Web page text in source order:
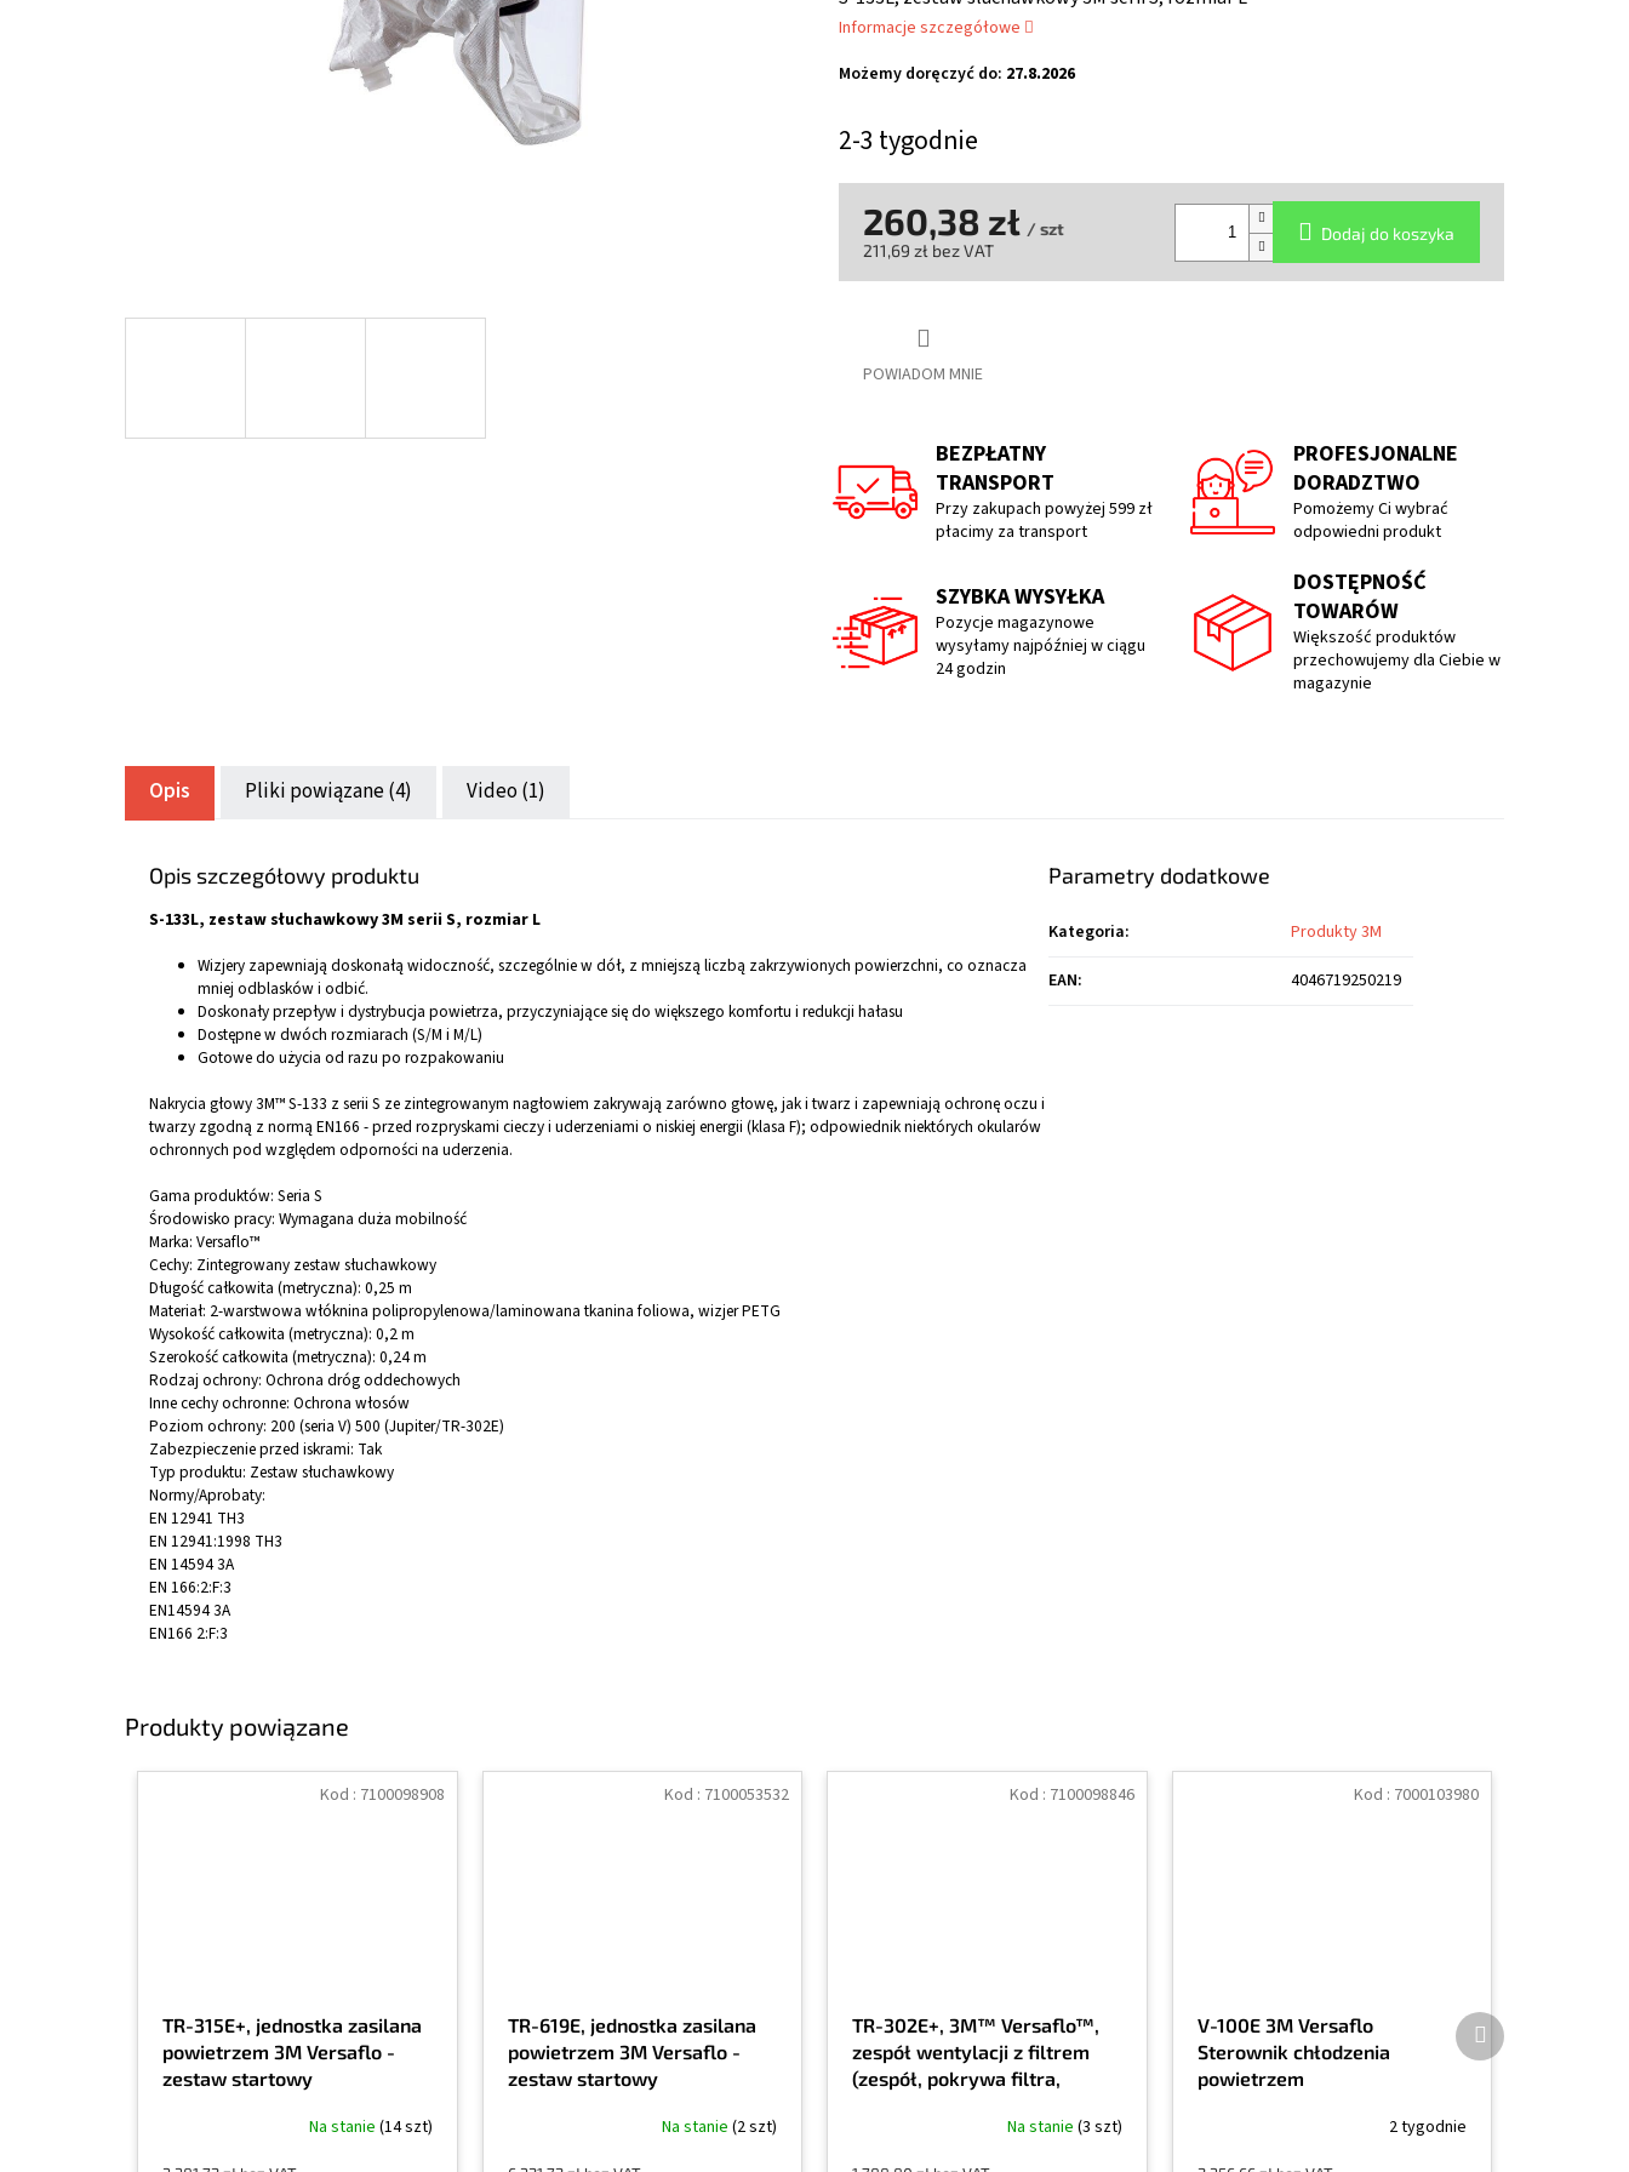
2-3 tygodnie
Możemy doręczyć do: 27.8.2026
Informacje szczegółowe
POWIADOM MNIE
260,38 zł / szt
211,69 zł bez VAT
Dodaj do koszyka
wynosi
0,0
na
5
BEZPŁATNY
TRANSPORT
Przy zakupach powyżej 599 zł
płacimy za transport
PROFESJONALNE
DORADZTWO
Pomożemy Ci wybrać
odpowiedni produkt
SZYBKA WYSYŁKA
Pozycje magazynowe
wysyłamy najpóźniej w ciągu
24 godzin
DOSTĘPNOŚĆ
TOWARÓW
Większość produktów
przechowujemy dla Ciebie w
magazynie
Produkty powiązane
TR-315E+, jednostka zasilana
powietrzem 3M Versaflo -
zestaw startowy
Na stanie (14 szt)
Kod : 7100098908
TR-619E, jednostka zasilana
powietrzem 3M Versaflo -
zestaw startowy
Na stanie (2 szt)
Kod : 7100053532
TR-302E+, 3M™ Versaflo™,
zespół wentylacji z filtrem
(zespół, pokrywa filtra,
Na stanie (3 szt)
Kod : 7100098846
V-100E 3M Versaflo
Sterownik chłodzenia
powietrzem
2 tygodnie
Kod : 7000103980
Produkt
następny
Opis Pliki powiązane (4) Video (1)
Opis szczegółowy produktu
S-133L, zestaw słuchawkowy 3M serii S, rozmiar L
Wizjery zapewniają doskonałą widoczność, szczególnie w dół, z mniejszą liczbą zakrzywionych powierzchni, co oznacza
mniej odblasków i odbić.
Doskonały przepływ i dystrybucja powietrza, przyczyniające się do większego komfortu i redukcji hałasu
Dostępne w dwóch rozmiarach (S/M i M/L)
Gotowe do użycia od razu po rozpakowaniu
Nakrycia głowy 3M™ S-133 z serii S ze zintegrowanym nagłowiem zakrywają zarówno głowę, jak i twarz i zapewniają ochronę oczu i
twarzy zgodną z normą EN166 - przed rozpryskami cieczy i uderzeniami o niskiej energii (klasa F); odpowiednik niektórych okularów
ochronnych pod względem odporności na uderzenia.
Gama produktów: Seria S
Środowisko pracy: Wymagana duża mobilność
Marka: Versaflo™
Cechy: Zintegrowany zestaw słuchawkowy
Długość całkowita (metryczna): 0,25 m
Materiał: 2-warstwowa włóknina polipropylenowa/laminowana tkanina foliowa, wizjer PETG
Wysokość całkowita (metryczna): 0,2 m
Szerokość całkowita (metryczna): 0,24 m
Rodzaj ochrony: Ochrona dróg oddechowych
Inne cechy ochronne: Ochrona włosów
Poziom ochrony: 200 (seria V) 500 (Jupiter/TR-302E)
Zabezpieczenie przed iskrami: Tak
Typ produktu: Zestaw słuchawkowy
Normy/Aprobaty:
EN 12941 TH3
EN 12941:1998 TH3
EN 14594 3A
EN 166:2:F:3
EN14594 3A
EN166 2:F:3
Parametry dodatkowe
Kategoria:
Produkty 3M
EAN: 4046719250219